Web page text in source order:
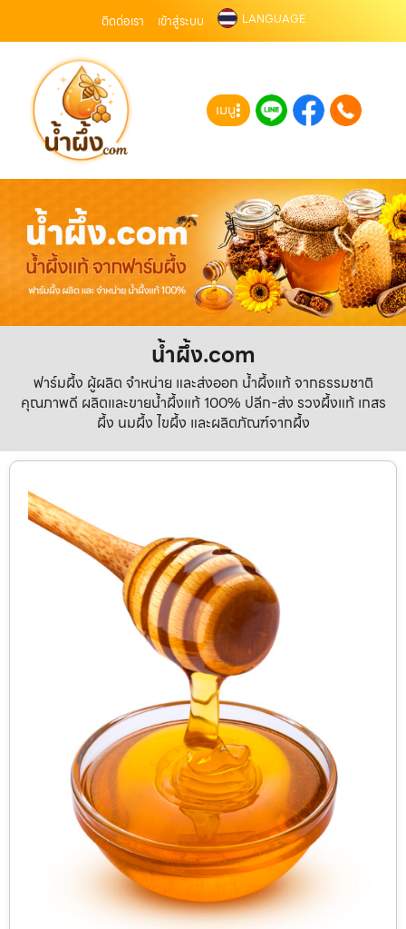
ติดต่อเรา เข้าสู่ระบบ LANGUAGE
เมนู
น้ำผึ้ง.com
ฟาร์มผึ้ง ผู้ผลิต จำหน่าย และส่งออก น้ำผึ้งแท้ จากธรรมชาติ
คุณภาพดี ผลิตและขายน้ำผึ้งแท้ 100% ปลีก-ส่ง รวงผึ้งแท้ เกสร
ผึ้ง นมผึ้ง ไขผึ้ง และผลิตภัณฑ์จากผึ้ง